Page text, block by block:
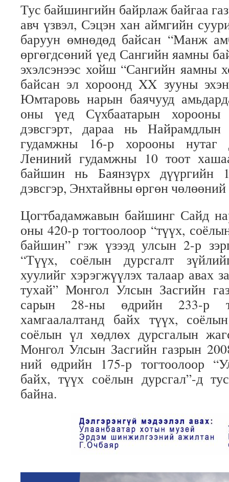
Тус байшингийн байрлаж байгаа
авч үзвэл, Сэцэн хан аймгийн
баруун өмнөдөд байсан “Манж
өргөгдсөний үед Сангийн яамны
эхэлсэнээс хойш “Сангийн яамны
байсан эл хороонд XX зууны
Юмтаровь нарын баячууд
оны үед Сүхбаатарын
дэвсгэрт, дараа нь
гудамжны 16-р хорооны нутаг
Лениний гудамжны 10 тоот
байшин нь Баянзүрх дүүргийн
дэвсгэр, Энхтайвны өргөн
Цогтбадамжавын байшинг Сайд
оны 420-р тогтоолоор “түүх,
байшин” гэж үзээд улсын 2-р
“Түүх, соёлын дурсгалт
хуулийг хэрэгжүүлэх талаар авах
тухай” Монгол Улсын Засгийн
сарын 28-ны өдрийн 233-р
хамгаалалтанд байх түүх,
соёлын үл хөдлөх дурсгалын
Монгол Улсын Засгийн газрын
ний өдрийн 175-р тогтоолоор
байх, түүх соёлын дурсгал”-д
байна.